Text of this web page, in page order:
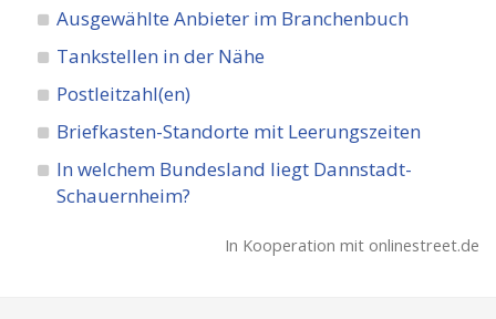
Ausgewählte Anbieter im Branchenbuch
Tankstellen in der Nähe
Postleitzahl(en)
Briefkasten-Standorte mit Leerungszeiten
In welchem Bundesland liegt Dannstadt-
Schauernheim?
In Kooperation mit onlinestreet.de